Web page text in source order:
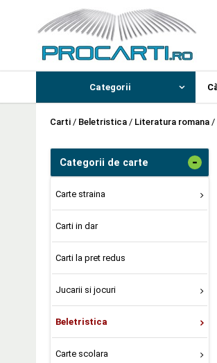
Categorii
Carti / Beletristica / Literatura romana /
Categorii de carte -
Carte straina
Carti in dar
Carti la pret redus
Jucarii si jocuri
Beletristica
Carte scolara